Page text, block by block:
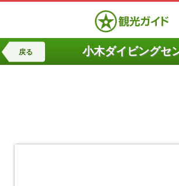
戻る 小木ダイビングセ